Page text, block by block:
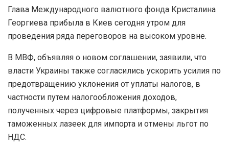
Глава Международного валютного фонда Кристалина
Георгиева прибыла в Киев сегодня утром для
проведения ряда переговоров на высоком уровне.
В МВФ, объявляя о новом соглашении, заявили, что
власти Украины также согласились ускорить усилия по
предотвращению уклонения от уплаты налогов, в
частности путем налогообложения доходов,
полученных через цифровые платформы, закрытия
таможенных лазеек для импорта и отмены льгот по
НДС.